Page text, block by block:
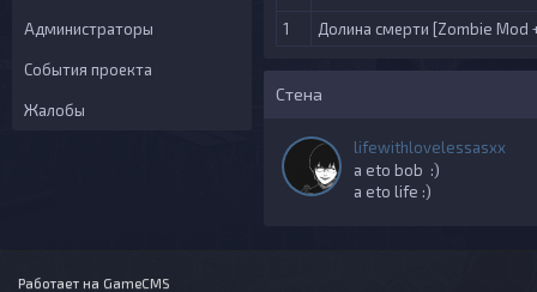
Администраторы
События проекта
Жалобы
1 Долина смерти [Zombie Mod
Стена
lifewithlovelessasxx
a eto bob :)
a eto life :)
Работает на GameCMS